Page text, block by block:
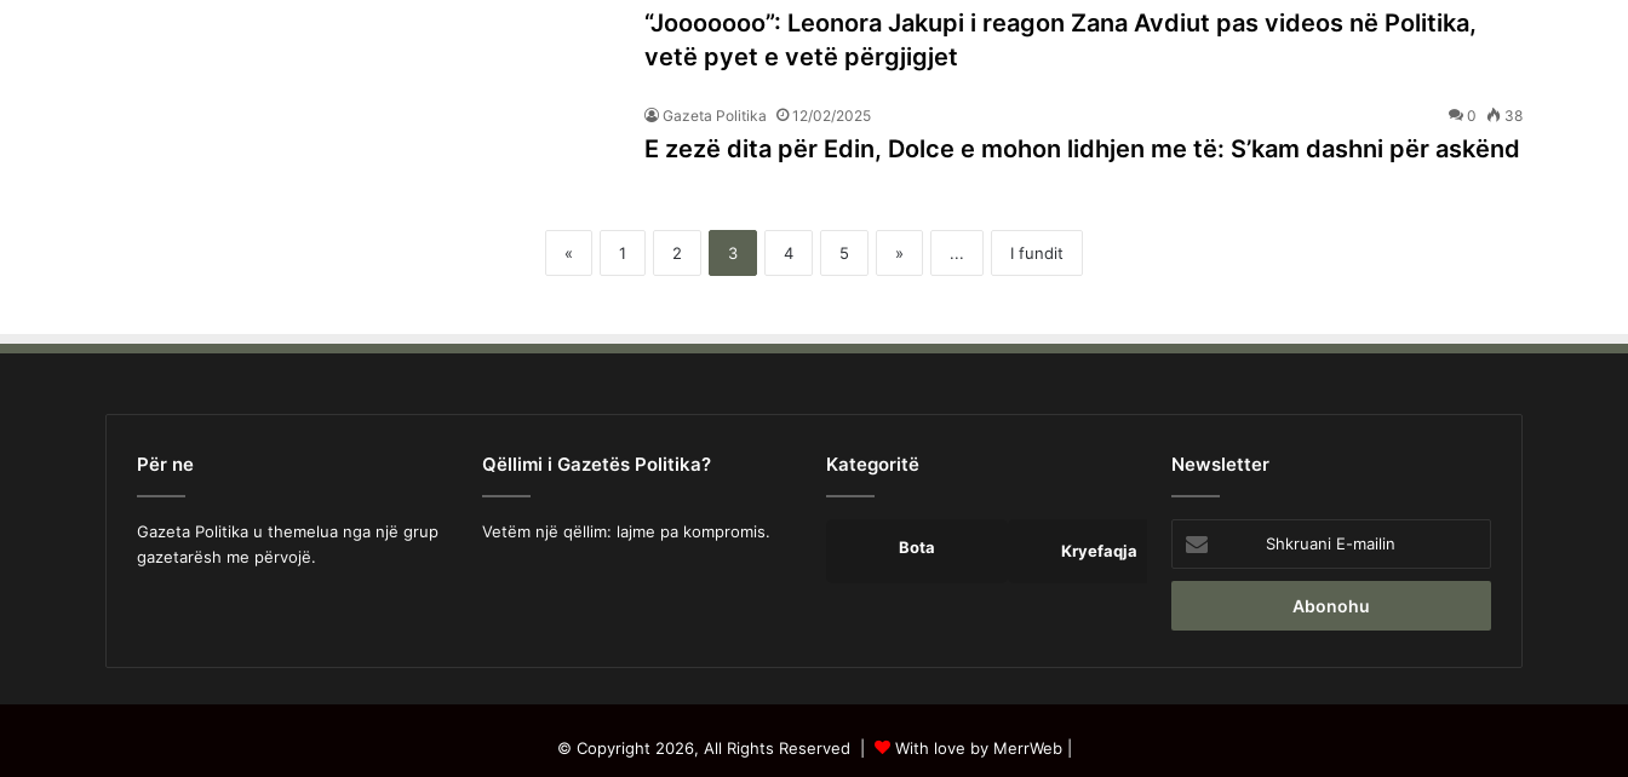
“Jooooooo”: Leonora Jakupi i reagon Zana Avdiut pas videos në Politika,
vetë pyet e vetë përgjigjet
Gazeta Politika 12/02/2025 0 38
E zezë dita për Edin, Dolce e mohon lidhjen me të: S’kam dashni për askënd
« 1 2 3 4 5 » ... I fundit
Për ne
Gazeta Politika u themelua nga një grup
gazetarësh me përvojë.
Qëllimi i Gazetës Politika?
Vetëm një qëllim: lajme pa kompromis.
Kategoritë
Bota Kryefaqja Lajme
Newsletter
E-
mailin
© Copyright 2026, All Rights Reserved | With love by MerrWeb|